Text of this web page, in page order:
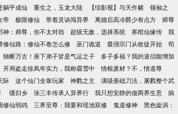
躺平成仙 重生之，玉龙大陆 【综影视】与天作赌
领袖之
帝 极限修仙 带着灵诀闯异界 离婚后高冷爵少有点方
师尊
神：师尊，你不太对劲 超级无敌，选择系统 寒棺仙缘传
我
修仙路：修仙不卷怎么修 巫门诡道 最强宗门从收徒开始
苟
独断万古！座下弟子皆是气运之子
多子多福？我的道侣能增加
开局盗走徐凤年实力，我称霸雪中
情根废材？不，情道尊
际 这个仙门全靠玩家 神戮之主
满级基础刀法，屠戮整个武
缓归乡 张三丰传承人异界行 我只想安静的做两界生意
病
修仙弱鸡 三界至尊：我要和瑶池双修 鬼道修神
黑色旋涡：